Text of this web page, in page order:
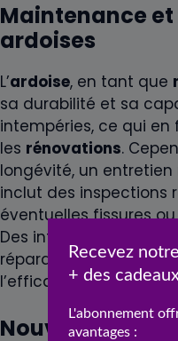
Maintenance
ardoises
L’ardoise, en tant que
sa durabilité et sa
intempéries, ce qui
les rénovations.
longévité, un
inclut des inspections
éventuelles fissures
Des interventions
réparations
l’efficacité de la
Nouveaux